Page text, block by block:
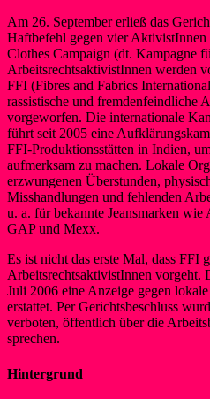
Am 26. September erließ das
Haftbefehl gegen vier AktivistInnen
Clothes Campaign (dt. Kampagne
ArbeitsrechtsaktivistInnen werden
FFI (Fibres and Fabrics
rassistische und fremdenfeindliche
vorgeworfen. Die internationale
führt seit 2005 eine
FFI-Produktionsstätten in Indien,
aufmerksam zu machen. Lokale
erzwungenen Überstunden,
Misshandlungen und fehlenden
u. a. für bekannte Jeansmarken wie
GAP und Mexx.
Es ist nicht das erste Mal, dass FFI
ArbeitsrechtsaktivistInnen vorgeht.
Juli 2006 eine Anzeige gegen
erstattet. Per Gerichtsbeschluss
verboten, öffentlich über die
sprechen.
Hintergrund